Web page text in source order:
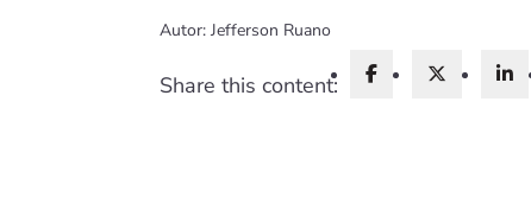
Autor: Jefferson Ruano
Share this content: